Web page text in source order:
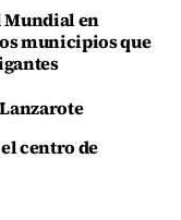
Mundial en
municipios que
centro de